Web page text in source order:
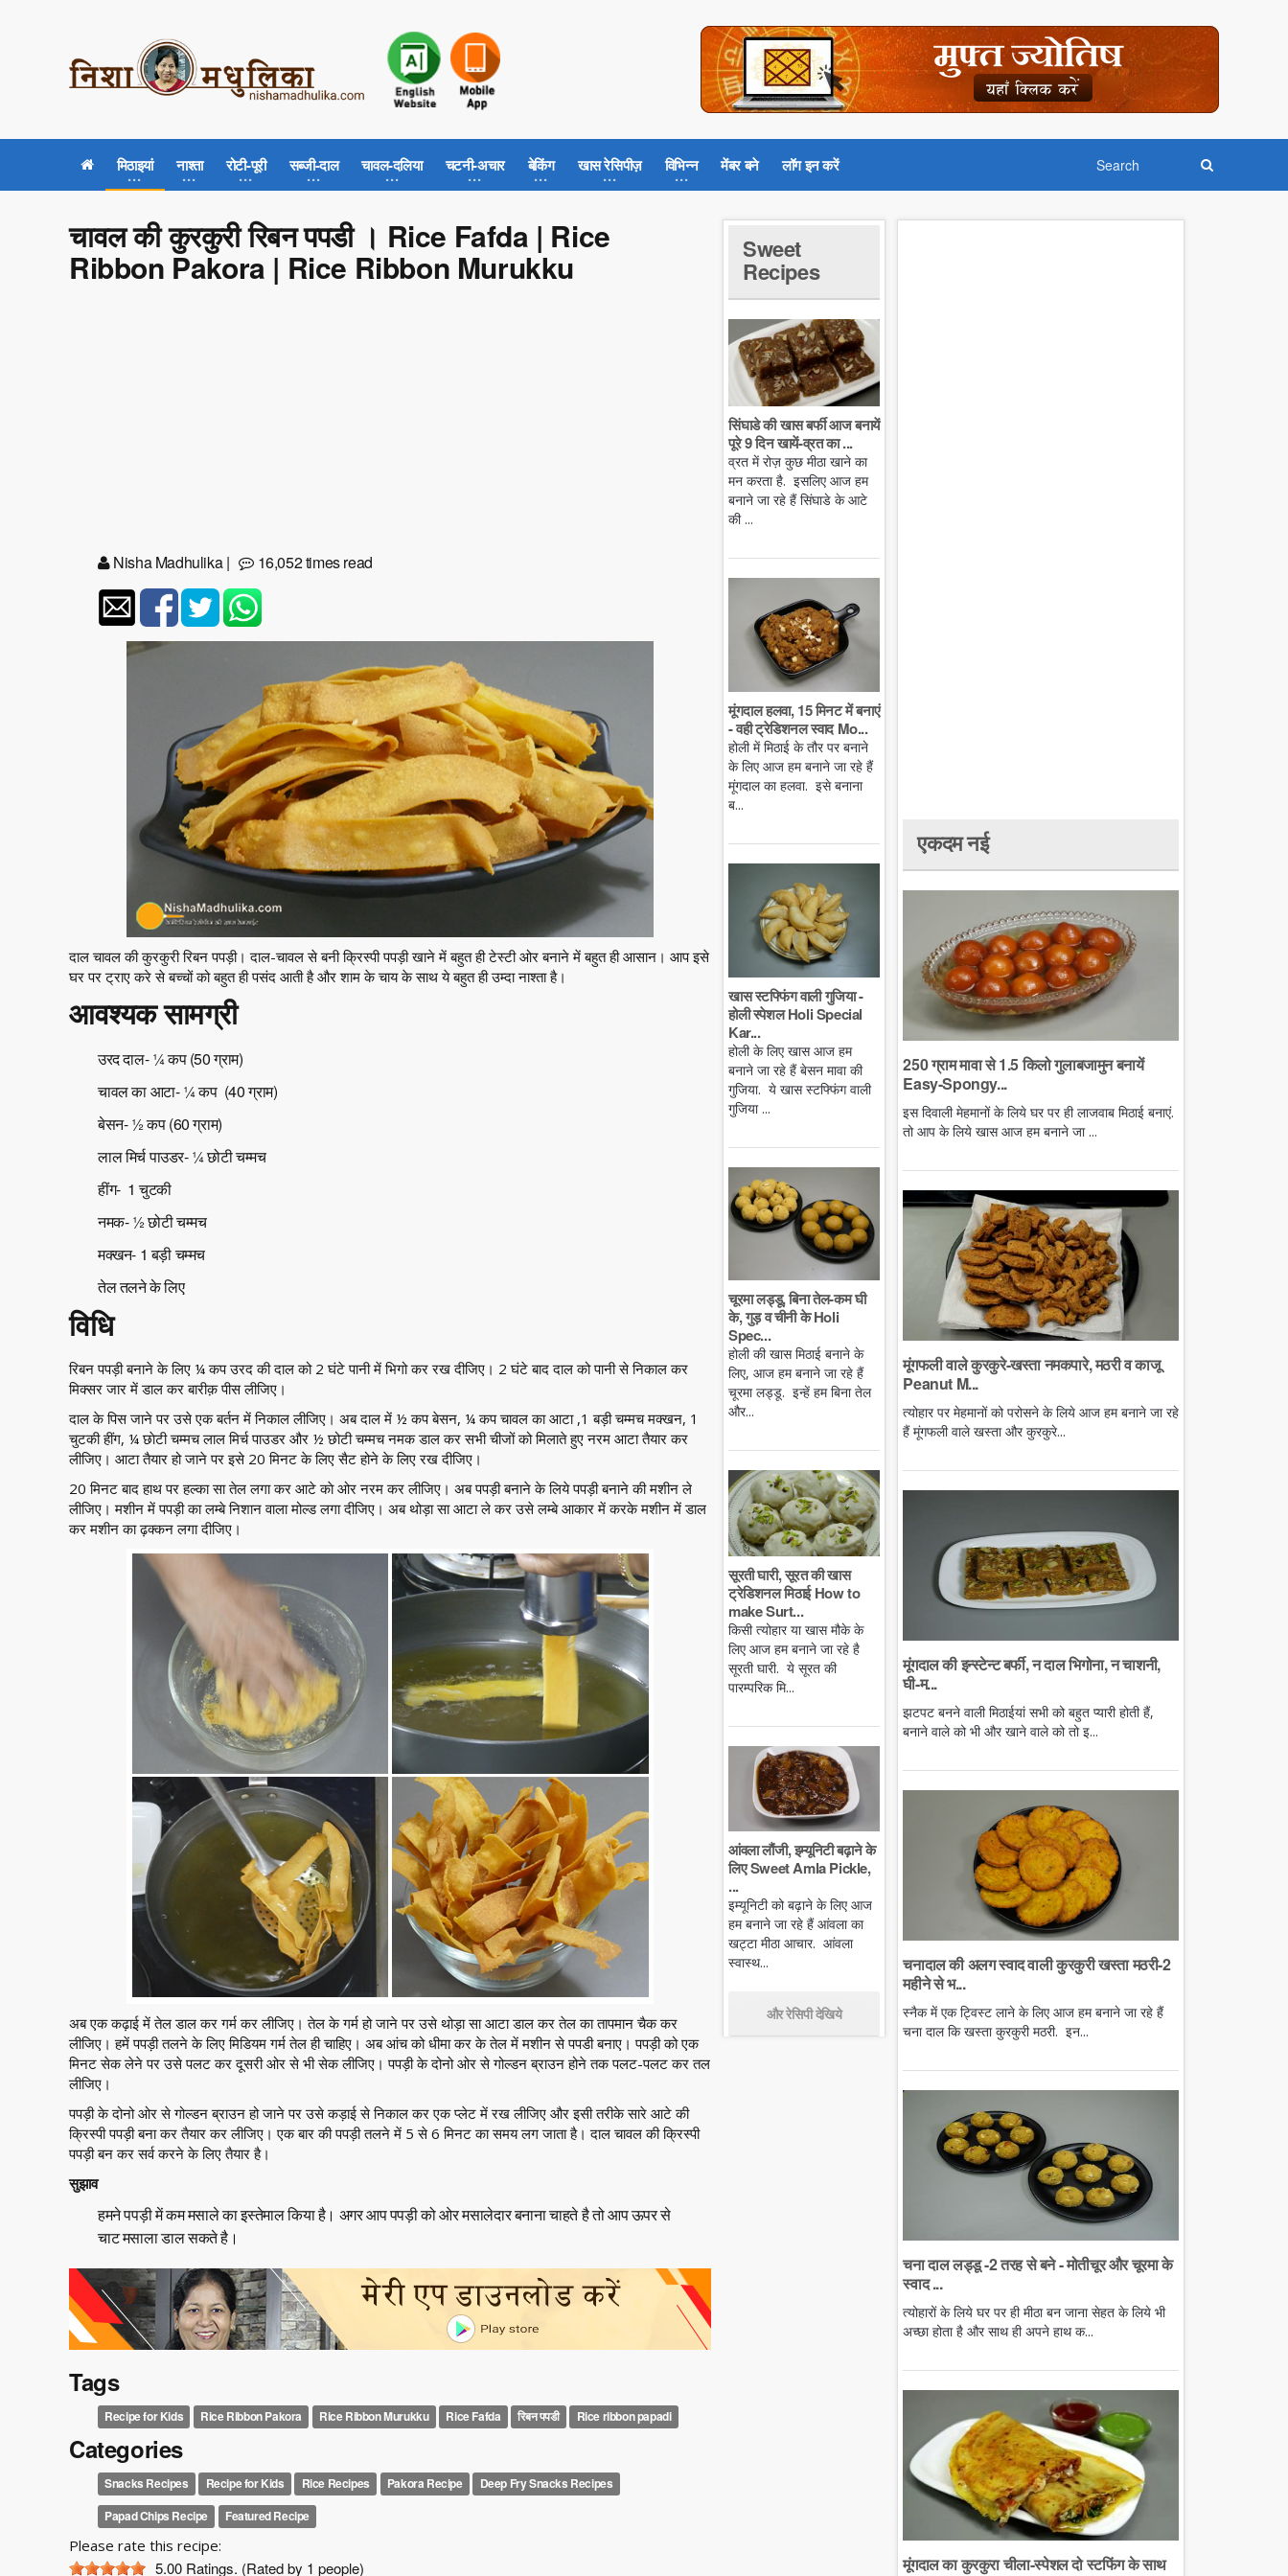
मिठाइयां नाश्ता रोटी-पूरी सब्जी-दाल चावल-दलिया चटनी-अचार बेकिंग खास रेसिपीज़ विभिन्न मेंबर बने लॉग इन करें
चावल की कुरकुरी रिबन पपडी । Rice Fafda | Rice
Ribbon Pakora | Rice Ribbon Murukku
Nisha Madhulika| 16,052 times read
दाल चावल की कुरकुरी रिबन पपड़ी। दाल-चावल से बनी क्रिस्पी पपड़ी खाने में बहुत ही टेस्टी ओर बनाने में बहुत ही आसान। आप इसे
घर पर ट्राए करे से बच्चों को बहुत ही पसंद आती है और शाम के चाय के साथ ये बहुत ही उम्दा नाश्ता है।
आवश्यक सामग्री
उरद दाल- ¼ कप (50 ग्राम)
चावल का आटा- ¼ कप (40 ग्राम)
बेसन- ½ कप (60 ग्राम)
लाल मिर्च पाउडर- ¼ छोटी चम्मच
हींग- 1 चुटकी
नमक- ½ छोटी चम्मच
मक्खन- 1 बड़ी चम्मच
तेल तलने के लिए
विधि
रिबन पपड़ी बनाने के लिए ¼ कप उरद की दाल को 2 घंटे पानी में भिगो कर रख दीजिए। 2 घंटे बाद दाल को पानी से निकाल कर
मिक्सर जार में डाल कर बारीक़ पीस लीजिए।
दाल के पिस जाने पर उसे एक बर्तन में निकाल लीजिए। अब दाल में ½ कप बेसन, ¼ कप चावल का आटा ,1 बड़ी चम्मच मक्खन, 1
चुटकी हींग, ¼ छाेटी चम्मच लाल मिर्च पाउडर और ½ छोटी चम्मच नमक डाल कर सभी चीजों को मिलाते हुए नरम आटा तैयार कर
लीजिए। आटा तैयार हो जाने पर इसे 20 मिनट के लिए सैट होने के लिए रख दीजिए।
20 मिनट बाद हाथ पर हल्का सा तेल लगा कर आटे काे ओर नरम कर लीजिए। अब पपड़ी बनाने के लिये पपड़ी बनाने की मशीन ले
लीजिए। मशीन में पपड़ी का लम्बे निशान वाला मोल्ड लगा दीजिए। अब थोड़ा सा आटा ले कर उसे लम्बे आकार में करके मशीन में डाल
कर मशीन का ढ़क्कन लगा दीजिए।
अब एक कढ़ाई में तेल डाल कर गर्म कर लीजिए। तेल के गर्म हो जाने पर उसे थोड़ा सा आटा डाल कर तेल का तापमान चैक कर
लीजिए। हमें पपड़ी तलने के लिए मिडियम गर्म तेल ही चाहिए। अब आंच को धीमा कर के तेल में मशीन से पपडी बनाए। पपड़ी को एक
मिनट सेक लेने पर उसे पलट कर दूसरी ओर से भी सेक लीजिए। पपड़ी के दोनो ओर से गोल्डन ब्राउन होने तक पलट-पलट कर तल
लीजिए।
पपड़ी के दोनो ओर से गोल्डन ब्राउन हो जाने पर उसे कड़ाई से निकाल कर एक प्लेट में रख लीजिए और इसी तरीके सारे आटे की
क्रिस्पी पपड़ी बना कर तैयार कर लीजिए। एक बार की पपड़ी तलने में 5 से 6 मिनट का समय लग जाता है। दाल चावल की क्रिस्पी
पपड़ी बन कर सर्व करने के लिए तैयार है।
सुझाव
हमने पपड़ी में कम मसाले का इस्तेमाल किया है। अगर आप पपड़ी को ओर मसालेदार बनाना चाहते है तो आप ऊपर से
चाट मसाला डाल सकते है।
Tags
Recipe for Kids Rice Ribbon Pakora Rice Ribbon Murukku Rice Fafda रिबन पपडी Rice ribbon papadi
Categories
Snacks Recipes Recipe for Kids Rice Recipes Pakora Recipe
Deep Fry Snacks Recipes
Papad Chips Recipe
Featured Recipe
Please rate this recipe:
5.00 Ratings. (Rated by 1 people)
Sweet
Recipes
सिंघाडे की खास बर्फी आज बनायें
पूरे 9 दिन खायें-व्रत का ...
व्रत में रोज़ कुछ मीठा खाने का
मन करता है. इसलिए आज हम
बनाने जा रहे हैं सिंघाडे के आटे
की ...
मूंगदाल हलवा, 15 मिनट में बनाएं
- वही ट्रेडिशनल स्वाद Mo...
होली में मिठाई के तौर पर बनाने
के लिए आज हम बनाने जा रहे हैं
मूंगदाल का हलवा. इसे बनाना
ब...
खास स्टफ्फिंग वाली गुजिया -
होली स्पेशल Holi Special
Kar...
होली के लिए खास आज हम
बनाने जा रहे हैं बेसन मावा की
गुजिया. ये खास स्टफ्फिंग वाली
गुजिया ...
चूरमा लड्डू, बिना तेल-कम घी
के, गुड़ व चीनी के Holi
Spec...
होली की खास मिठाई बनाने के
लिए, आज हम बनाने जा रहे हैं
चूरमा लड्डू. इन्हें हम बिना तेल
और...
सूरती घारी, सूरत की खास
ट्रेडिशनल मिठाई How to
make Surt...
किसी त्योहार या खास मौके के
लिए आज हम बनाने जा रहे है
सूरती घारी. ये सूरत की
पारम्परिक मि...
आंवला लौंजी, इम्यूनिटी बढ़ाने के
लिए Sweet Amla Pickle,
...
इम्यूनिटी को बढ़ाने के लिए आज
हम बनाने जा रहे हैं आंवला का
खट्टा मीठा आचार. आंवला
स्वास्थ...
और रेसिपी देखिये
एकदम नई
250 ग्राम मावा से 1.5 किलो गुलाबजामुन बनायें
Easy-Spongy...
इस दिवाली मेहमानों के लिये घर पर ही लाजवाब मिठाई बनाएं.
तो आप के लिये खास आज हम बनाने जा ...
मूंगफली वाले कुरकुरे-खस्ता नमकपारे, मठरी व काजू
Peanut M...
त्योहार पर मेहमानों को परोसने के लिये आज हम बनाने जा रहे
हैं मूंगफली वाले खस्ता और कुरकुरे...
मूंगदाल की इन्स्टेन्ट बर्फी, न दाल भिगोना, न चाशनी,
घी-म...
झटपट बनने वाली मिठाईयां सभी को बहुत प्यारी होती हैं,
बनाने वाले को भी और खाने वाले को तो इ...
चनादाल की अलग स्वाद वाली कुरकुरी खस्ता मठरी-2
महीने से भ...
स्नैक में एक ट्विस्ट लाने के लिए आज हम बनाने जा रहे हैं
चना दाल कि खस्ता कुरकुरी मठरी. इन...
चना दाल लड्डू -2 तरह से बने - मोतीचूर और चूरमा के
स्वाद ...
त्योहारों के लिये घर पर ही मीठा बन जाना सेहत के लिये भी
अच्छा होता है और साथ ही अपने हाथ क...
मूंगदाल का कुरकुरा चीला-स्पेशल दो स्टफिंग के साथ